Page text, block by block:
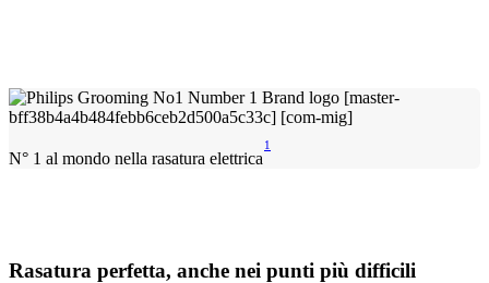
N° 1 al mondo nella rasatura elettrica
1
Rasatura perfetta, anche nei punti più difficili